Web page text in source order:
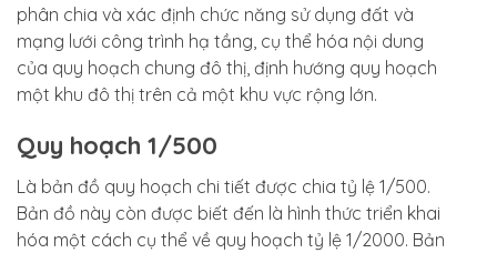
phân chia và xác định chức năng sử dụng đất và
mạng lưới công trình hạ tầng, cụ thể hóa nội dung
của quy hoạch chung đô thị, định hướng quy hoạch
một khu đô thị trên cả một khu vực rộng lớn.
Quy hoạch 1/500
Là bản đồ quy hoạch chi tiết được chia tỷ lệ 1/500.
Bản đồ này còn được biết đến là hình thức triển khai
hóa một cách cụ thể về quy hoạch tỷ lệ 1/2000. Bản